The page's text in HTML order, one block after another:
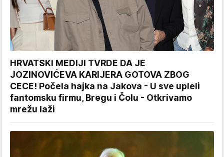
HRVATSKI MEDIJI TVRDE DA JE
JOZINOVIĆEVA KARIJERA GOTOVA ZBOG
CECE! Počela hajka na Jakova - U sve upleli
fantomsku firmu, Bregu i Čolu - Otkrivamo
mrežu laži